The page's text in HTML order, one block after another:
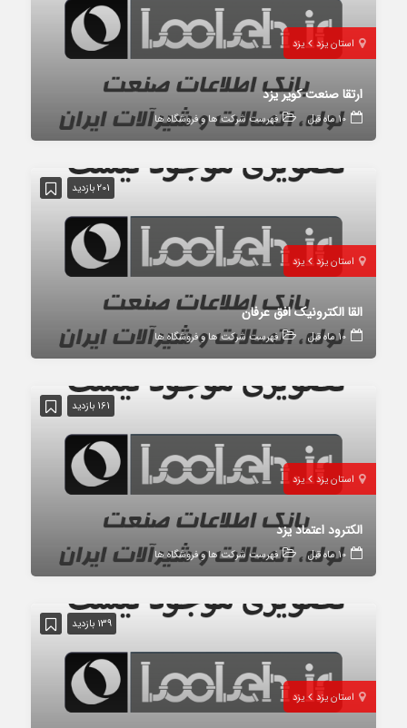
استان یزد یزد
ارتقا صنعت کویر یزد
10 ماه قبل فهرست شرکت ها و فروشگاه ها
201 بازدید
استان یزد یزد
القا الکترونیک افق عرفان
10 ماه قبل فهرست شرکت ها و فروشگاه ها
161 بازدید
استان یزد یزد
الکترود اعتماد یزد
10 ماه قبل فهرست شرکت ها و فروشگاه ها
139 بازدید
استان یزد یزد